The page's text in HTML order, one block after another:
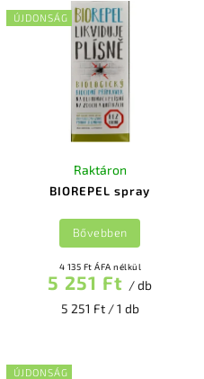
ÚJDONSÁG
BIOREPEL spray
Raktáron
4 135 Ft ÁFA nélkül
5 251 Ft / db
5 251 Ft / 1 db
Bővebben
ÚJDONSÁG